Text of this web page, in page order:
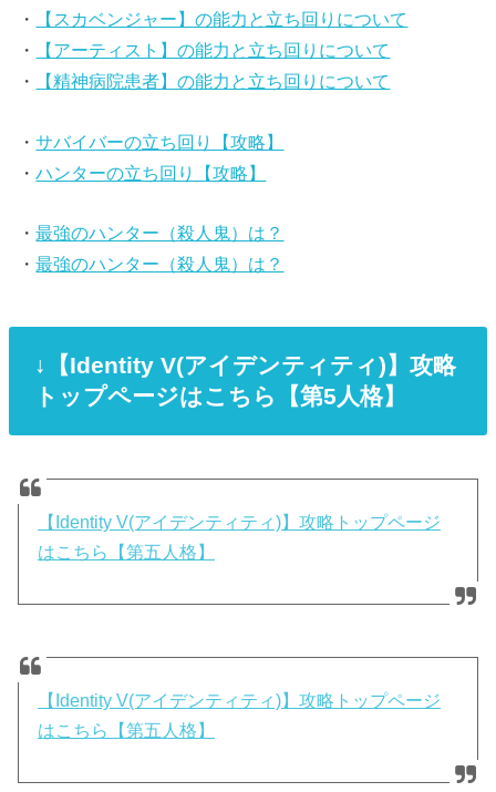
・
【スカベンジャー】の能力と立ち回りについて
・
【アーティスト】の能力と立ち回りについて
・
【精神病院患者】の能力と立ち回りについて
・サバイバーの立ち回り【攻略】
・ハンターの立ち回り【攻略】
・最強のハンター（殺人鬼）は？
・最強のハンター（殺人鬼）は？
↓【Identity V(アイデンティティ)】攻略
トップページはこちら【第5人格】
【Identity V(アイデンティティ)】攻略トップページ
はこちら【第五人格】
【Identity V(アイデンティティ)】攻略トップページ
はこちら【第五人格】